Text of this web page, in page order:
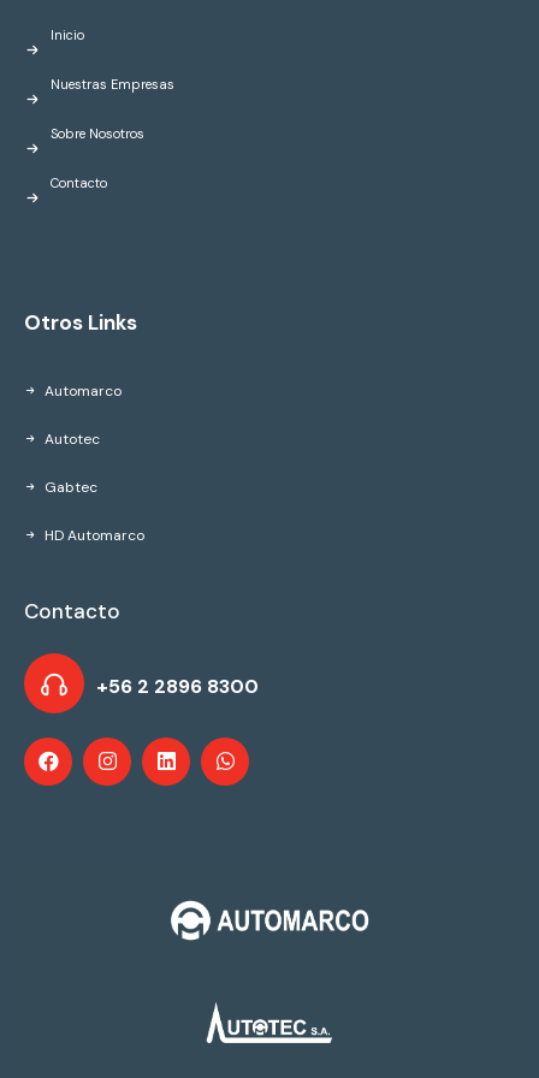
Inicio
Nuestras Empresas
Sobre Nosotros
Contacto
Otros Links
Automarco
Autotec
Gabtec
HD Automarco
Contacto
+56 2 2896 8300